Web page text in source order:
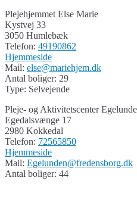
Plejehjemmet Else Marie
Kystvej 33
3050 Humlebæk
Telefon: 49190862
Hjemmeside
Mail: else@mariehjem.dk
Antal boliger: 29
Type: Selvejende
Pleje- og Aktivitetscenter
Egedalsvænge 17
2980 Kokkedal
Telefon: 72565850
Hjemmeside
Mail: Egelunden@fredensborg.dk
Antal boliger: 44